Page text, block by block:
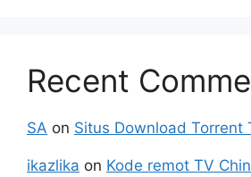
Recent
SA on Situs Download Torrent
ikazlika on Kode remot TV